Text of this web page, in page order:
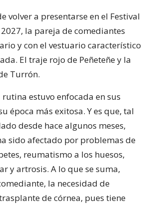
volver a presentarse en el Festival
la pareja de comediantes
y con el vestuario característico
El traje rojo de Peñeteñe y la
Turrón.
estuvo enfocada en sus
época más exitosa. Y es que, tal
desde hace algunos meses,
sido afectado por problemas de
reumatismo a los huesos,
y artrosis. A lo que se suma,
la necesidad de
de córnea, pues tiene